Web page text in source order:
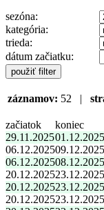
sezóna:
kategória:
trieda:
dátum začiatku:
záznamov: 52 |
začiatok koniec
29.11.202501.12.2025
06.12.202509.12.2025
06.12.202508.12.2025
20.12.202523.12.2025
20.12.202523.12.2025
20.12.202523.12.2025